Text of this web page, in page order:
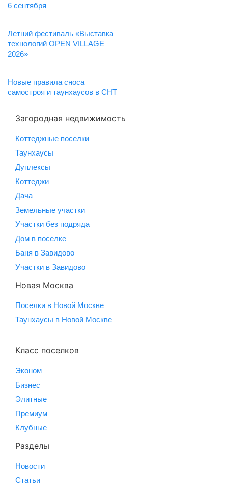
6 сентября
Летний фестиваль «Выставка
технологий OPEN VILLAGE
2026»
Новые правила сноса
самостроя и таунхаусов в СНТ
Загородная недвижимость
Коттеджные поселки
Таунхаусы
Дуплексы
Коттеджи
Дача
Земельные участки
Участки без подряда
Дом в поселке
Баня в Завидово
Участки в Завидово
Новая Москва
Поселки в Новой Москве
Таунхаусы в Новой Москве
Класс поселков
Эконом
Бизнес
Элитные
Премиум
Клубные
Разделы
Новости
Статьи